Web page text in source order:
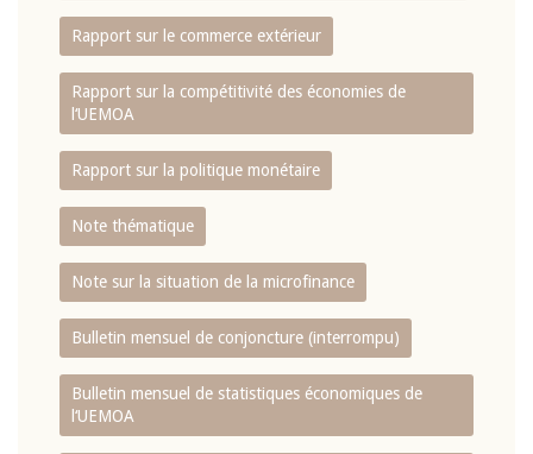
Rapport sur le commerce extérieur
Rapport sur la compétitivité des économies de
l‘UEMOA
Rapport sur la politique monétaire
Note thématique
Note sur la situation de la microfinance
Bulletin mensuel de conjoncture (interrompu)
Bulletin mensuel de statistiques économiques de
l‘UEMOA